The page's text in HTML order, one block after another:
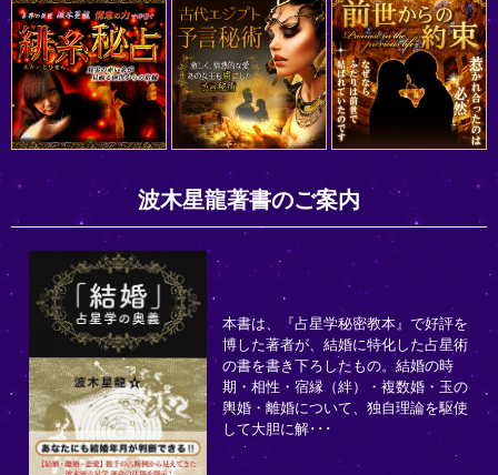
波木星龍著書のご案内
本書は、『占星学秘密教本』で好評を
博した著者が、結婚に特化した占星術
の書を書き下ろしたもの。結婚の時
期・相性・宿縁（絆）・複数婚・玉の
輿婚・離婚について、独自理論を駆使
して大胆に解･･･